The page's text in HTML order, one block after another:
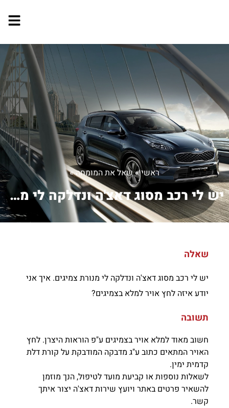
ראשי»שאל את המומחה»
יש לי רכב מסוג דאצ'ה ונדלקה לי מנורת ...
שאלה
יש לי רכב מסוג דאצ'ה ונדלקה לי מנורת צמיגים. איך אני
יודע איזה לחץ אויר למלא בצמיגים?
תשובה
חשוב מאוד למלא אויר בצמיגים ע"פ הוראות היצרן. לחץ
האויר המתאים כתוב ע"ג מדבקה המודבקת על קורת דלת
קדמית ימין.
לשאלות נוספות או קביעת מועד לטיפול, הנך מוזמן
להשאיר פרטים באתר ויועץ שירות דאצ'ה יצור איתך
קשר.